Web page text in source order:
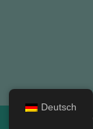
Deutsch